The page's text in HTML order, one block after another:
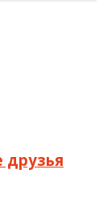
друзья